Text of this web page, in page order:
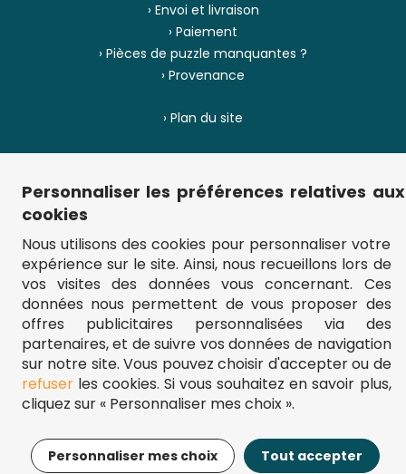
Filtrer
Prix
Trier
Le moins cher
Le plus cher
% de Réduction
Top des ventes
Filtrer Trier
› Envoi et livraison
› Paiement
› Pièces de puzzle manquantes ?
› Provenance
› Plan du site
** Frais d'envoi = 6,95 € (France) / gratuit à partir de 45 €.
fou-de-puzzle.com : le site référence pour acheter des puzzles de
© Fou-de-puzzle.com 2011 - 2026
Personnaliser les préférences relatives aux
cookies
Nous utilisons des cookies pour personnaliser votre
expérience sur le site. Ainsi, nous recueillons lors de
vos visites des données vous concernant. Ces
données nous permettent de vous proposer des
offres publicitaires personnalisées via des
partenaires, et de suivre vos données de navigation
sur notre site. Vous pouvez choisir d'accepter ou de
refuserles cookies. Si vous souhaitez en savoir plus,
cliquez sur « Personnaliser mes choix ».
Personnaliser mes choix Tout accepter